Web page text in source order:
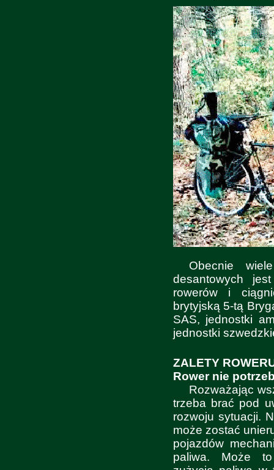
Obecnie
desantowych
rowerów i
brytyjską 5-tą
SAS, jednostki
jednostki
ZALETY
Rower nie
Rozważając
trzeba brać pod
rozwoju sytuacji.
może zostać
pojazdów
paliwa. Może